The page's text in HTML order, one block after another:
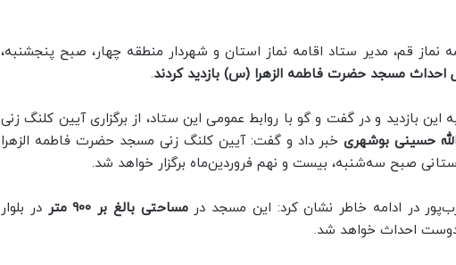
نماز قم، مدیر ستاد اقامه نماز استان و شهردار منطقه چهار، صبح پنجشنبه،
احداث مسجد حضرت فاطمه الزهرا (س) بازدید کردند.
این بازدید و در گفت و گو با روابط عمومی این ستاد، از برگزاری آیین کلنگ زنی
حسینی بوشهریخبر داد و گفت: آیین کلنگ زنی مسجد حضرت فاطمه الزهرا
صبح سه‌شنبه، بیست و نهم فروردین‌ماه برگزار خواهد شد.
در ادامه خاطر نشان کرد: این مسجد در مساحتی بالغ بر 900 متر
در بلوار
دوست احداث خواهد شد.